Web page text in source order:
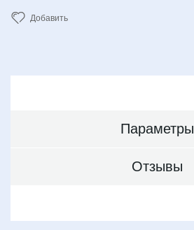
Добавить
Параметры
Отзывы